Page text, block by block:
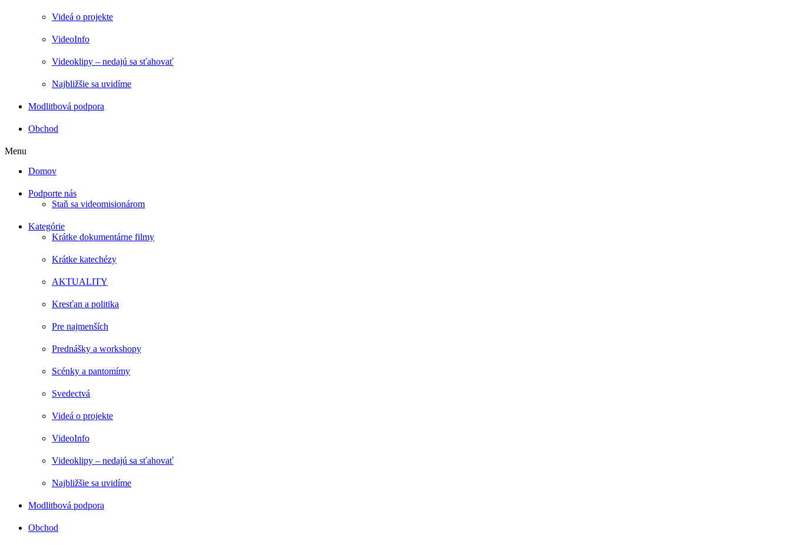
Videá o projekte
VideoInfo
Videoklipy – nedajú sa sťahovať
Najbližšie sa uvidíme
Modlitbová podpora
Obchod
Menu
Domov
Podporte nás
Staň sa videomisionárom
Kategórie
Krátke dokumentárne filmy
Krátke katechézy
AKTUALITY
Kresťan a politika
Pre najmenších
Prednášky a workshopy
Scénky a pantomímy
Svedectvá
Videá o projekte
VideoInfo
Videoklipy – nedajú sa sťahovať
Najbližšie sa uvidíme
Modlitbová podpora
Obchod